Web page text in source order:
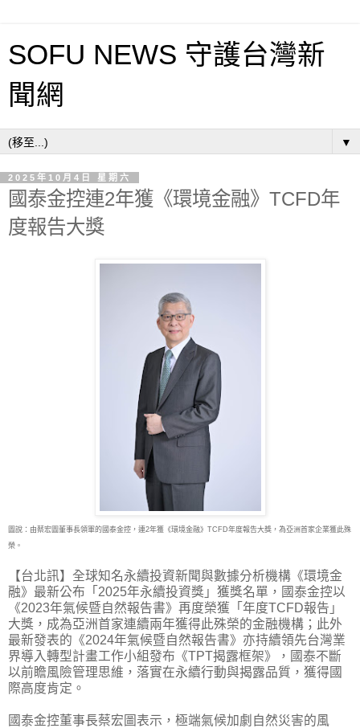
SOFU NEWS 守護台灣新
聞網
▼
2025年10月4日 星期六
國泰金控連2年獲《環境金融》TCFD年
度報告大獎
圖說：由蔡宏圖董事長領軍的國泰金控，連2年獲《環境金融》TCFD年度報告大獎，為亞洲首家企業獲此殊
榮。
【台北訊】全球知名永續投資新聞與數據分析機構《環境金
融》最新公布「2025年永續投資獎」 獲獎名單，國泰金控以
《2023年氣候暨自然報告書》再度榮獲「年度TCFD報告」
大獎，成為亞洲首家連續兩年獲得此殊榮的金融機構；此外
最新發表的《2024年氣候暨自然報告書》亦持續領先台灣業
界導入轉型計畫工作小組發布《TPT揭露框架》，國泰不斷
以前瞻風險管理思維，落實在永續行動與揭露品質，獲得國
際高度肯定。
國泰金控董事長蔡宏圖表示，極端氣候加劇自然災害的風